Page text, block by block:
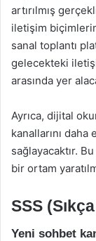
artırılmış
iletişim
sanal toplantı
gelecekteki
arasında yer
Ayrıca, dijital
kanallarını
sağlayacaktır.
bir ortam
SSS
Yeni sohbet